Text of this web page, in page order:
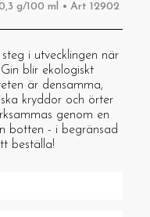
g/100 ml • Art 12902
i utvecklingen när
blir ekologiskt
är densamma,
kryddor och örter
genom en
botten - i begränsad
beställa!